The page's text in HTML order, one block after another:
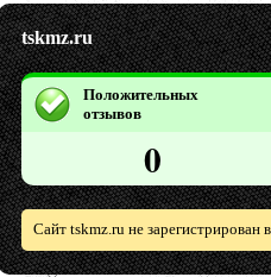
tskmz.ru
Положительных
отзывов
0
Сайт tskmz.ru не зарегистрирован